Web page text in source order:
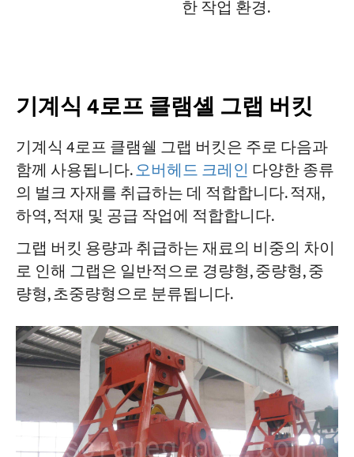
한 작업 환경.
기계식 4로프 클램셸 그랩 버킷
기계식 4로프 클램쉘 그랩 버킷은 주로 다음과
함께 사용됩니다.오버헤드 크레인 다양한 종류
의 벌크 자재를 취급하는 데 적합합니다. 적재,
하역, 적재 및 공급 작업에 적합합니다.
그랩 버킷 용량과 취급하는 재료의 비중의 차이
로 인해 그랩은 일반적으로 경량형, 중량형, 중
량형, 초중량형으로 분류됩니다.